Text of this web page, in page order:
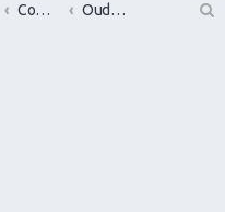
Commerciële bedrijven / Reviews van versier workshops en pick up bootcamps
Oude bedrijven